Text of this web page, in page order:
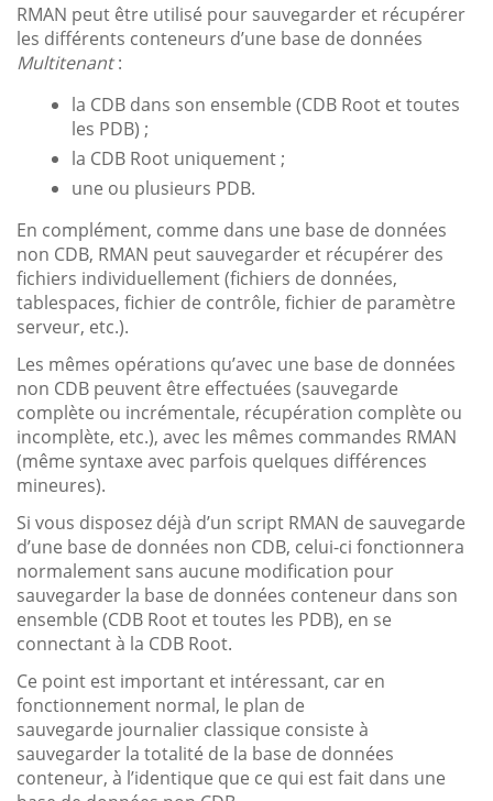
RMAN peut être utilisé pour sauvegarder et récupérer
les différents conteneurs d’une base de données
Multitenant:
la CDB dans son ensemble (CDB Root et toutes
les PDB) ;
la CDB Root uniquement ;
une ou plusieurs PDB.
En complément, comme dans une base de données
non CDB, RMAN peut sauvegarder et récupérer des
fichiers individuellement (fichiers de données,
tablespaces, fichier de contrôle, fichier de paramètre
serveur, etc.).
Les mêmes opérations qu’avec une base de données
non CDB peuvent être effectuées (sauvegarde
complète ou incrémentale, récupération complète ou
incomplète, etc.), avec les mêmes commandes RMAN
(même syntaxe avec parfois quelques différences
mineures).
Si vous disposez déjà d’un script RMAN de sauvegarde
d’une base de données non CDB, celui-ci fonctionnera
normalement sans aucune modification pour
sauvegarder la base de données conteneur dans son
ensemble (CDB Root et toutes les PDB), en se
connectant à la CDB Root.
Ce point est important et intéressant, car en
fonctionnement normal, le plan de
sauvegarde journalier classique consiste à
sauvegarder la totalité de la base de données
conteneur, à l’identique que ce qui est fait dans une